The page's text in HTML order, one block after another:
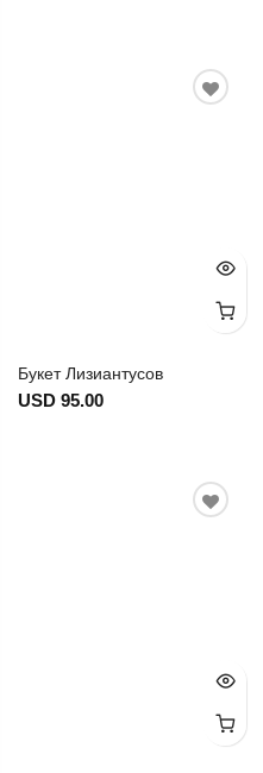
Букет Лизиантусов
USD 95.00